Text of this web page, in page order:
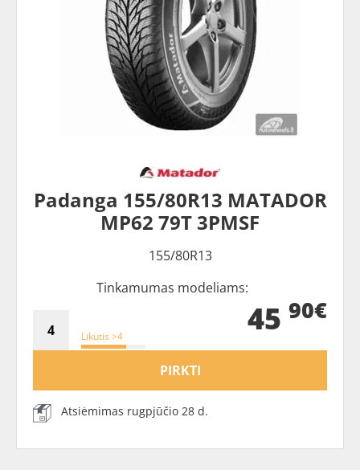
Padanga 155/80R13 MATADOR
MP62 79T 3PMSF
155/80R13
Tinkamumas modeliams:
Likutis >4 45 90€
PIRKTI
Atsiėmimas rugpjūčio 28 d.